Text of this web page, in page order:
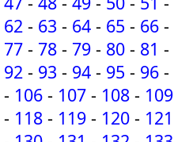
62 - 63 - 64 - 65 - 66 -
77 - 78 - 79 - 80 - 81 -
92 - 93 - 94 - 95 - 96 -
- 106 - 107 - 108 - 109
- 118 - 119 - 120 - 121